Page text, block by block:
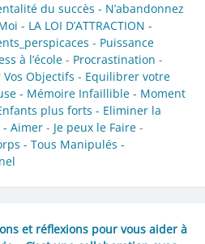
du succès - N’abandonnez
- LA LOI D’ATTRACTION -
- Puissance
à l’école - Procrastination -
Objectifs - Equilibrer votre
- Mémoire Infaillible - Moment
plus forts - Eliminer la
- Aimer - Je peux le Faire -
- Tous Manipulés -
et réflexions pour vous aider à